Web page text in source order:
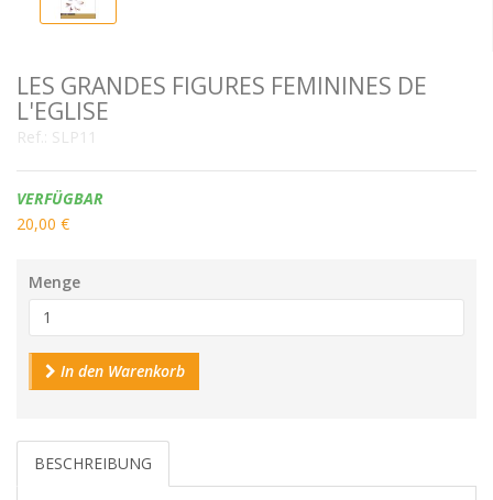
LES GRANDES FIGURES FEMININES DE
L'EGLISE
Ref.: SLP11
Verfügbarkeit:
VERFÜGBAR
20,00 €
Menge
In den Warenkorb
BESCHREIBUNG